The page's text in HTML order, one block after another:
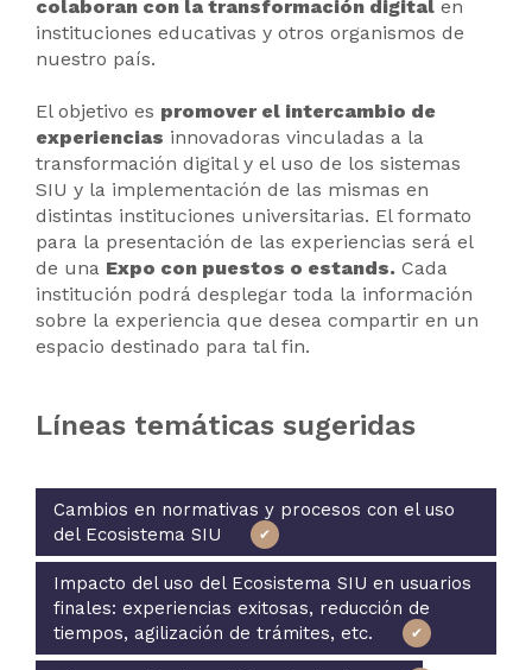
colaboran con la transformación digital en
instituciones educativas y otros organismos de
nuestro país.
El objetivo es promover el intercambio de
experiencias innovadoras vinculadas a la
transformación digital y el uso de los sistemas
SIU y la implementación de las mismas en
distintas instituciones universitarias. El formato
para la presentación de las experiencias será el
de una Expo con puestos o estands. Cada
institución podrá desplegar toda la información
sobre la experiencia que desea compartir en un
espacio destinado para tal fin.
Líneas temáticas sugeridas
Cambios en normativas y procesos con el uso
del Ecosistema SIU
Impacto del uso del Ecosistema SIU en usuarios
finales: experiencias exitosas, reducción de
tiempos, agilización de trámites, etc.